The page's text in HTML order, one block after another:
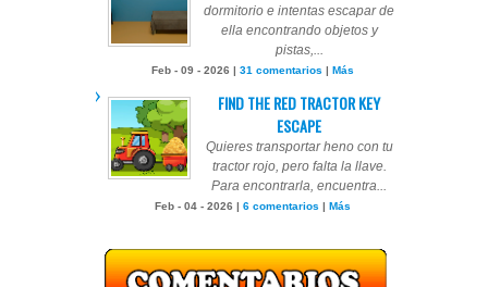
dormitorio e intentas escapar de
ella encontrando objetos y
pistas,...
Feb - 09 - 2026 | 31 comentarios | Más
FIND THE RED TRACTOR KEY
ESCAPE
Quieres transportar heno con tu
tractor rojo, pero falta la llave.
Para encontrarla, encuentra...
Feb - 04 - 2026 | 6 comentarios | Más